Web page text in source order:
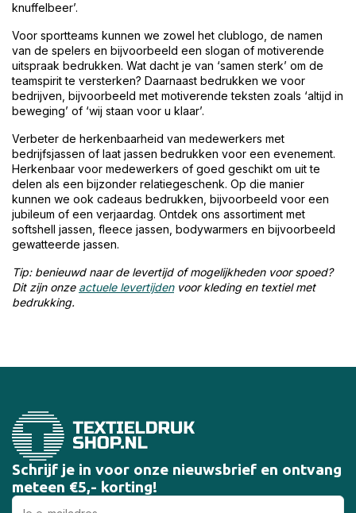
knuffelbeer’.
Voor sportteams kunnen we zowel het clublogo, de namen
van de spelers en bijvoorbeeld een slogan of motiverende
uitspraak bedrukken. Wat dacht je van ‘samen sterk’ om de
teamspirit te versterken? Daarnaast bedrukken we voor
bedrijven, bijvoorbeeld met motiverende teksten zoals ‘altijd in
beweging’ of ‘wij staan voor u klaar’.
Verbeter de herkenbaarheid van medewerkers met
bedrijfsjassen of laat jassen bedrukken voor een evenement.
Herkenbaar voor medewerkers of goed geschikt om uit te
delen als een bijzonder relatiegeschenk. Op die manier
kunnen we ook cadeaus bedrukken, bijvoorbeeld voor een
jubileum of een verjaardag. Ontdek ons assortiment met
softshell jassen, fleece jassen, bodywarmers en bijvoorbeeld
gewatteerde jassen.
Tip: benieuwd naar de levertijd of mogelijkheden voor spoed?
Dit zijn onze actuele levertijdenvoor kleding en textiel met
bedrukking.
Schrijf je in voor onze nieuwsbrief en ontvang
meteen €5,- korting!